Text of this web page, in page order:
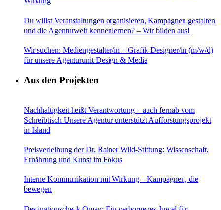
Du willst Veranstaltungen organisieren, Kampagnen gestalten
und die Agenturwelt kennenlernen? – Wir bilden aus!
Wir suchen: Mediengestalter/in – Grafik-Designer/in (m/w/d)
für unsere Agenturunit Design & Media
Aus den Projekten
Nachhaltigkeit heißt Verantwortung – auch fernab vom
Schreibtisch Unsere Agentur unterstützt Aufforstungsprojekt
in Island
Preisverleihung der Dr. Rainer Wild-Stiftung: Wissenschaft,
Ernährung und Kunst im Fokus
Interne Kommunikation mit Wirkung – Kampagnen, die
bewegen